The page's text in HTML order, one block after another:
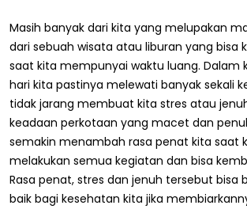
Masih banyak dari kita yang melupakan
dari sebuah wisata atau liburan yang bisa
saat kita mempunyai waktu luang. Dalam
hari kita pastinya melewati banyak sekali
tidak jarang membuat kita stres atau
keadaan perkotaan yang macet dan
semakin menambah rasa penat kita saat
melakukan semua kegiatan dan bisa
Rasa penat, stres dan jenuh tersebut bisa
baik bagi kesehatan kita jika